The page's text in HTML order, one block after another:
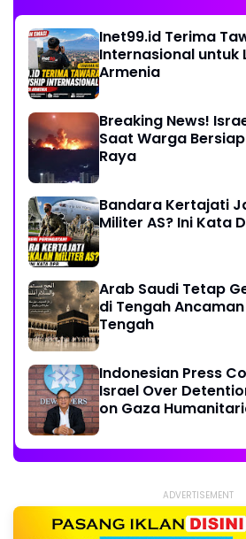
Inet99.id Terima
Internasional untuk
Armenia
Breaking News!
Saat Warga
Raya
Bandara Kertajati
Militer AS? Ini Kata
Arab Saudi Tetap
di Tengah
Tengah
Indonesian Press
Israel Over
on Gaza
ADVERTISEMENT